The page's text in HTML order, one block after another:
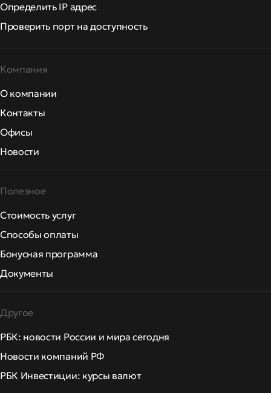
Определить IP адрес
Проверить порт на доступность
Компания
О компании
Контакты
Офисы
Новости
Полезное
Стоимость услуг
Способы оплаты
Бонусная программа
Документы
Другое
РБК: новости России и мира сегодня
Новости компаний РФ
РБК Инвестиции: курсы валют